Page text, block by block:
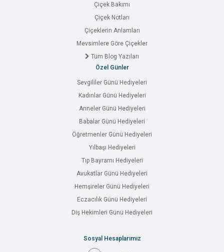
Çiçek Bakımı
Çiçek Notları
Çiçeklerin Anlamları
Mevsimlere Göre Çiçekler
Tüm Blog Yazıları
Özel Günler
Sevgililer Günü Hediyeleri
Kadınlar Günü Hediyeleri
Anneler Günü Hediyeleri
Babalar Günü Hediyeleri
Öğretmenler Günü Hediyeleri
Yılbaşı Hediyeleri
Tıp Bayramı Hediyeleri
Avukatlar Günü Hediyeleri
Hemşireler Günü Hediyeleri
Eczacılık Günü Hediyeleri
Diş Hekimleri Günü Hediyeleri
Sosyal Hesaplarımız